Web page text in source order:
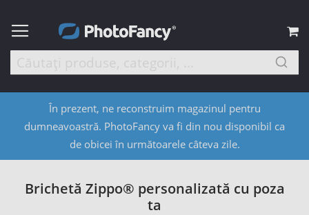
În prezent, ne reconstruim magazinul pentru
dumneavoastră. PhotoFancy va fi din nou disponibil ca
de obicei în următoarele câteva zile.
Brichetă Zippo® personalizată cu poza
ta